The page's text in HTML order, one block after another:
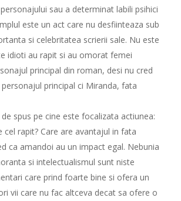
sau a determinat labili psihici
este un act care nu desfiinteaza sub
si celebritatea scrierii sale. Nu este
idioti au rapit si au omorat femei
principal din roman, desi nu cred
principal ci Miranda, fata
spus pe cine este focalizata actiunea:
cel rapit? Care are avantajul in fata
ca amandoi au un impact egal. Nebunia
si intelectualismul sunt niste
care prind foarte bine si ofera un
vii care nu fac altceva decat sa ofere o